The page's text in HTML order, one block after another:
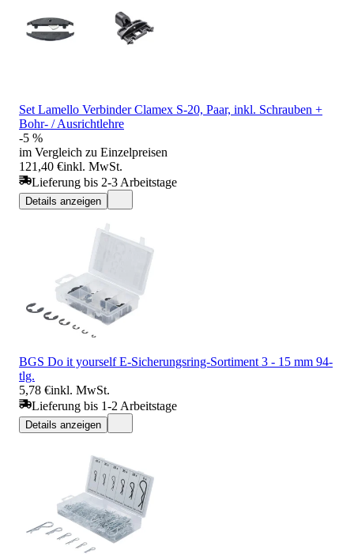
Set Lamello Verbinder Clamex S-20, Paar, inkl. Schrauben +
Bohr- / Ausrichtlehre
-5 %
im Vergleich zu Einzelpreisen
121,40 €inkl. MwSt.
Lieferung bis 2-3 Arbeitstage
Details anzeigen
BGS Do it yourself E-Sicherungsring-Sortiment 3 - 15 mm 94-
tlg.
5,78 €inkl. MwSt.
Lieferung bis 1-2 Arbeitstage
Details anzeigen